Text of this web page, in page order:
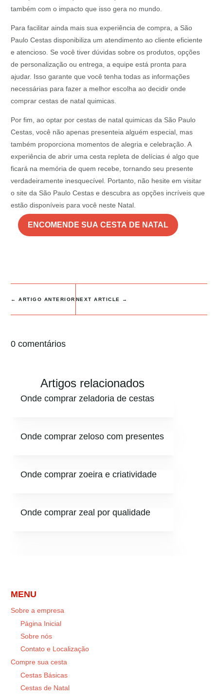
também com o impacto que isso gera no mundo.
Para facilitar ainda mais sua experiência de compra, a São
Paulo Cestas disponibiliza um atendimento ao cliente eficiente
e atencioso. Se você tiver dúvidas sobre os produtos, opções
de personalização ou entrega, a equipe está pronta para
ajudar. Isso garante que você tenha todas as informações
necessárias para fazer a melhor escolha ao decidir onde
comprar cestas de natal quimicas.
Por fim, ao optar por cestas de natal quimicas da São Paulo
Cestas, você não apenas presenteia alguém especial, mas
também proporciona momentos de alegria e celebração. A
experiência de abrir uma cesta repleta de delícias é algo que
ficará na memória de quem recebe, tornando seu presente
verdadeiramente inesquecível. Portanto, não hesite em visitar
o site da São Paulo Cestas e descubra as opções incríveis que
estão disponíveis para você neste Natal.
ENCOMENDE SUA CESTA DE NATAL
←ARTIGO ANTERIOR NEXT ARTICLE →
0 comentários
Artigos relacionados
Onde comprar zeladoria de cestas
Onde comprar zeloso com presentes
Onde comprar zoeira e criatividade
Onde comprar zeal por qualidade
MENU
Sobre a empresa
Página Inicial
Sobre nós
Contato e Localização
Compre sua cesta
Cestas Básicas
Cestas de Natal